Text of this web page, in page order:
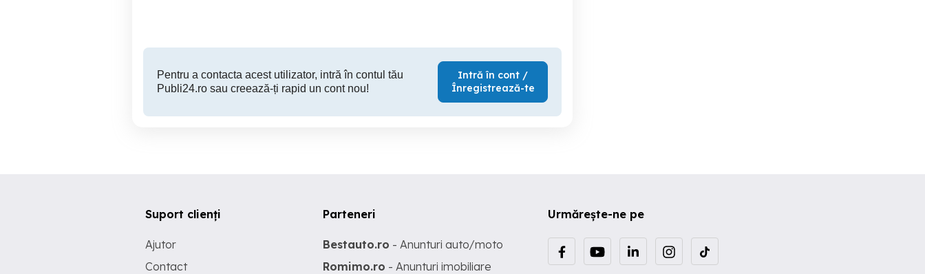
Pentru a contacta acest utilizator, intră în contul tău
Publi24.ro sau creează-ți rapid un cont nou!
Intră în cont /
Înregistrează-te
Urmărește-ne pe
Suport clienți
Ajutor
Contact
Parteneri
Bestauto.ro - Anunturi auto/moto
Romimo.ro - Anunturi imobiliare